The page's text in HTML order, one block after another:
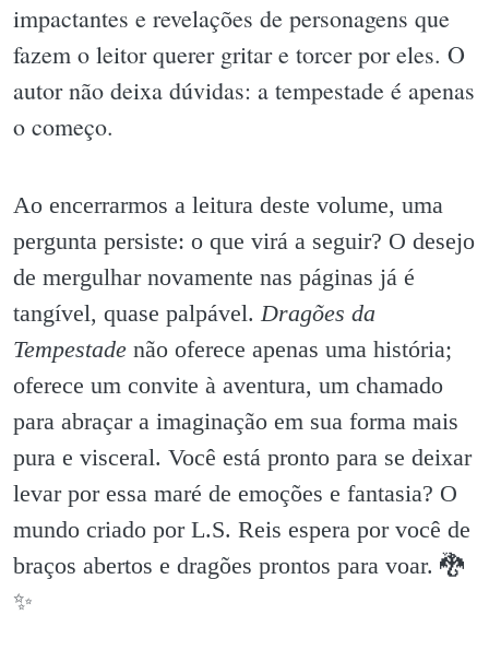
impactantes e revelações de personagens que
fazem o leitor querer gritar e torcer por eles. O
autor não deixa dúvidas: a tempestade é apenas
o começo.
Ao encerrarmos a leitura deste volume, uma
pergunta persiste: o que virá a seguir? O desejo
de mergulhar novamente nas páginas já é
tangível, quase palpável. Dragões da
Tempestade não oferece apenas uma história;
oferece um convite à aventura, um chamado
para abraçar a imaginação em sua forma mais
pura e visceral. Você está pronto para se deixar
levar por essa maré de emoções e fantasia? O
mundo criado por L.S. Reis espera por você de
braços abertos e dragões prontos para voar. 🐉
✨️